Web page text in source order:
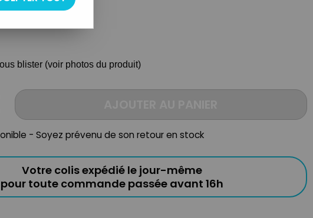
blister (voir photos du produit)
- Soyez prévenu de son retour en stock
Votre colis expédié le jour-même
pour toute commande passée avant 16h